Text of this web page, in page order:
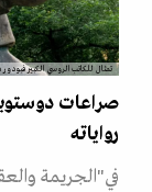
تمثال للكاتب الروسي الكبير
صراعات
رواياته
في"الجريمة